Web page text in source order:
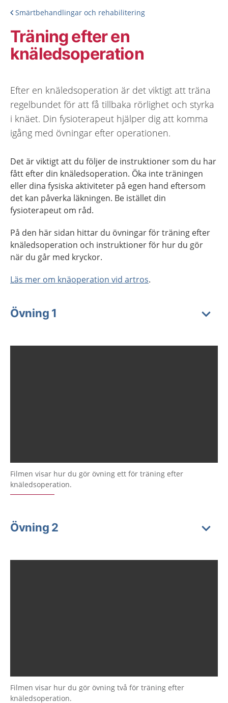
Smärtbehandlingar och rehabilitering
Träning efter en
knäledsoperation
Efter en knäledsoperation är det viktigt att träna
regelbundet för att få tillbaka rörlighet och styrka
i knäet. Din fysioterapeut hjälper dig att komma
igång med övningar efter operationen.
Det är viktigt att du följer de instruktioner som du har
fått efter din knäledsoperation. Öka inteträningen
eller dina fysiska aktiviteter på egen hand eftersom
det kan påverka läkningen. Be istället din
fysioterapeut om råd.
På den här sidan hittar du övningar för träning efter
knäledsoperation och instruktioner för hur du gör
när du går med kryckor.
Läs mer om knäoperation vid artros.
Övning 1
Filmen visar hur du gör övning ett för träning efter
knäledsoperation.
Övning 2
Filmen visar hur du gör övning två för träning efter
knäledsoperation.